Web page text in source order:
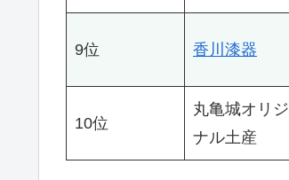
9位 香川漆器
10位
丸亀城オリジ
ナル土産